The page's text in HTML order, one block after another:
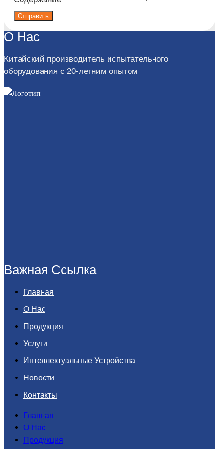
Отправить
О Нас
Китайский производитель испытательного
оборудования с 20-летним опытом
Важная Ссылка
Главная
О Нас
Продукция
Услуги
Интеллектуальные Устройства
Новости
Контакты
Главная
О Нас
Продукция